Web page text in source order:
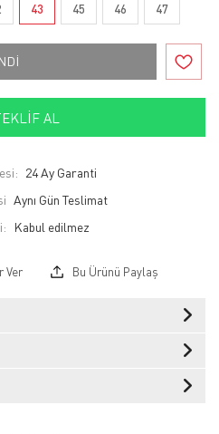
43 45 46 47
AL
24 Ay Garanti
Aynı Gün Teslimat
Ver Bu Ürünü Paylaş